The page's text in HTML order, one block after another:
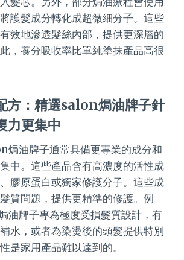
護髮成分轉化成超微細分子。這些
效地滲透髮絲內部，提供更深層的
，養分吸收率比單純塗抹產品高很
方：精選salon焗油牌子針
力更集中
焗油牌子通常具備更專業的成分和
中。這些產品含有高濃度的活性成
膠原蛋白或獨家修護分子。這些成
質問題，提供更精準的修護。例
油牌子專為極度受損髮質設計，有
水，或者為染燙後的頭髮提供特別
是家用產品難以達到的。